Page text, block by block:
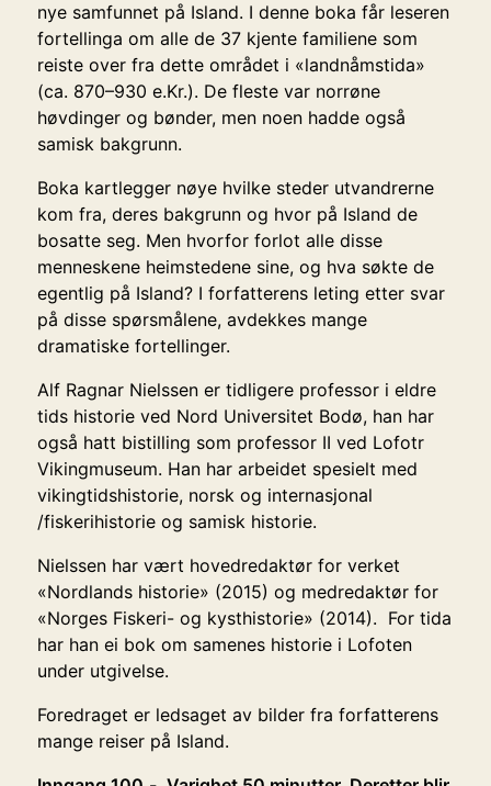
nye samfunnet på Island. I denne boka får leseren
fortellinga om alle de 37 kjente familiene som
reiste over fra dette området i «landnåmstida»
(ca. 870–930 e.Kr.). De fleste var norrøne
høvdinger og bønder, men noen hadde også
samisk bakgrunn.
Boka kartlegger nøye hvilke steder utvandrerne
kom fra, deres bakgrunn og hvor på Island de
bosatte seg. Men hvorfor forlot alle disse
menneskene heimstedene sine, og hva søkte de
egentlig på Island? I forfatterens leting etter svar
på disse spørsmålene, avdekkes mange
dramatiske fortellinger.
Alf Ragnar Nielssen er tidligere professor i eldre
tids historie ved Nord Universitet Bodø, han har
også hatt bistilling som professor II ved Lofotr
Vikingmuseum. Han har arbeidet spesielt med
vikingtidshistorie, norsk og internasjonal
/fiskerihistorie og samisk historie.
Nielssen har vært hovedredaktør for verket
«Nordlands historie» (2015) og medredaktør for
«Norges Fiskeri- og kysthistorie» (2014). For tida
har han ei bok om samenes historie i Lofoten
under utgivelse.
Foredraget er ledsaget av bilder fra forfatterens
mange reiser på Island.